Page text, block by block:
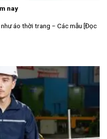
nay
áo thời trang − Các mẫu [Đọc